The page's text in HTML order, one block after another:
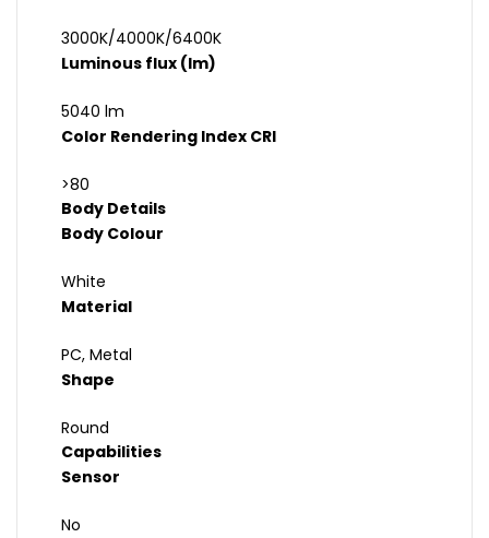
3000K/4000K/6400K
Luminous flux (lm)
5040 lm
Color Rendering Index CRI
>80
Body Details
Body Colour
White
Material
PC, Metal
Shape
Round
Capabilities
Sensor
No